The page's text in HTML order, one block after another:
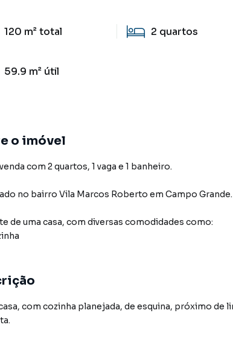
120 m²total 2 quartos
59.9 m² útil
o imóvel
com 2 quartos, 1 vaga e 1 banheiro.
no bairro Vila Marcos Roberto em Campo Grande.
de uma casa, com diversas comodidades como:
com cozinha planejada, de esquina, próximo de